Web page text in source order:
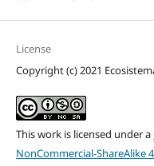
License
Copyright (c) 2021
This work is licensed under a
NonCommercial-ShareAlike